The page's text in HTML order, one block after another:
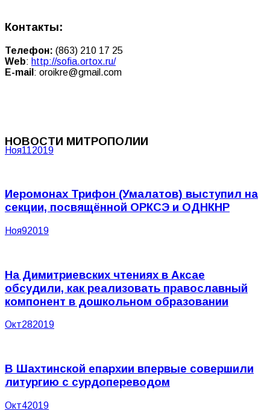
Контакты:
Телефон: (863) 210 17 25
Web: http://sofia.ortox.ru/
E-mail : oroikre@gmail.com
НОВОСТИ МИТРОПОЛИИ
Ноя112019
Иеромонах Трифон (Умалатов) выступил на
секции, посвящённой ОРКСЭ и ОДНКНР
Ноя92019
На Димитриевских чтениях в Аксае
обсудили, как реализовать православный
компонент в дошкольном образовании
Окт282019
В Шахтинской епархии впервые совершили
литургию с сурдопереводом
Окт42019